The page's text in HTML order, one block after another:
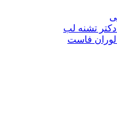
تشنه لب
فاست